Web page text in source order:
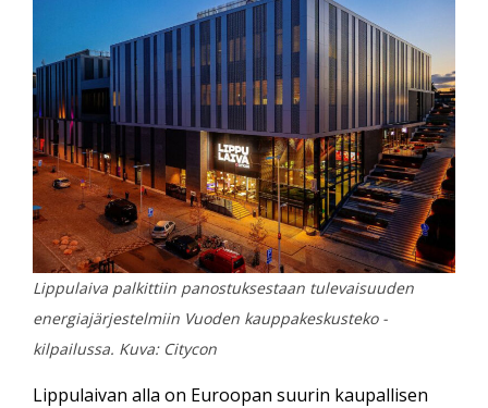
Lippulaiva palkittiin panostuksestaan tulevaisuuden
energiajärjestelmiin Vuoden kauppakeskusteko -
kilpailussa. Kuva: Citycon
Lippulaivan alla on Euroopan suurin kaupallisen